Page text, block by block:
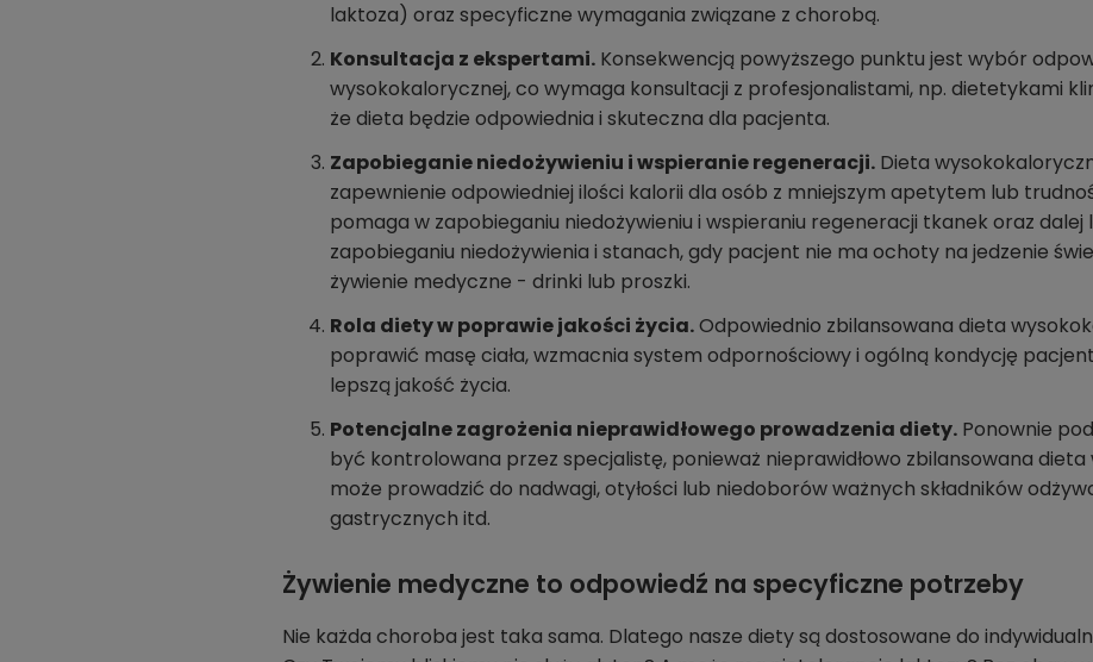
laktoza) oraz specyficzne wymagania związane z chorobą.
Konsultacja z ekspertami. Konsekwencją powyższego punktu jest wybór
wysokokalorycznej, co wymaga konsultacji z profesjonalistami, np. dietetykami
że dieta będzie odpowiednia i skuteczna dla pacjenta.
Zapobieganie niedożywieniu i wspieranie regeneracji. Dieta
zapewnienie odpowiedniej ilości kalorii dla osób z mniejszym apetytem lub
pomaga w zapobieganiu niedożywieniu i wspieraniu regeneracji tkanek oraz dalej
zapobieganiu niedożywienia i stanach, gdy pacjent nie ma ochoty na jedzenie
żywienie medyczne - drinki lub proszki.
Rola diety w poprawie jakości życia.Odpowiednio zbilansowana dieta
poprawić masę ciała, wzmacnia system odpornościowy i ogólną kondycję
lepszą jakość życia.
Potencjalne zagrożenia nieprawidłowego prowadzenia diety. Ponownie
być kontrolowana przez specjalistę, ponieważ nieprawidłowo zbilansowana
może prowadzić do nadwagi, otyłości lub niedoborów ważnych składników
gastrycznych itd.
Żywienie medyczne to odpowiedź na specyficzne potrzeby
Nie każda choroba jest taka sama. Dlatego nasze diety są dostosowane do